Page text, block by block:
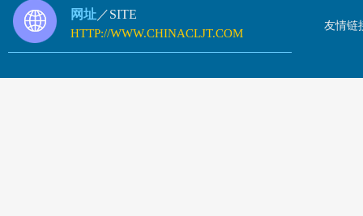
网址 ／SITE
HTTP://WWW.CHINACLJT.COM
友情链